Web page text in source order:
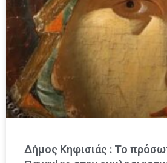
Δήμος Κηφισιάς : Το